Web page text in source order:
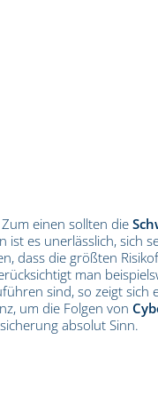
einen sollten die
es unerlässlich, sich
dass die größten
man
sind, so zeigt sich
um die Folgen von
absolut Sinn.